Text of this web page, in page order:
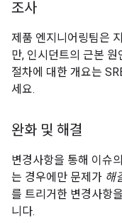
조사
제품 엔지니어링팀은
만, 인시던트의 근본
절차에 대한 개요는
세요.
완화 및 해결
변경사항을 통해 이슈
는 경우에만 문제가 해
를 트리거한 변경사항
니다.